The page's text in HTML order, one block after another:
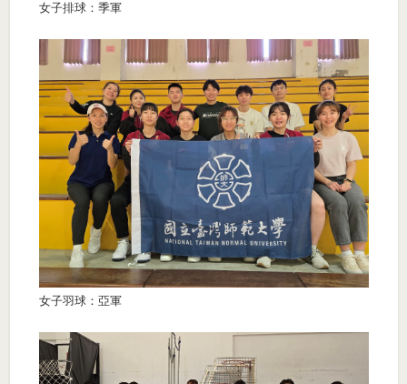
女子排球：季軍
女子羽球：亞軍